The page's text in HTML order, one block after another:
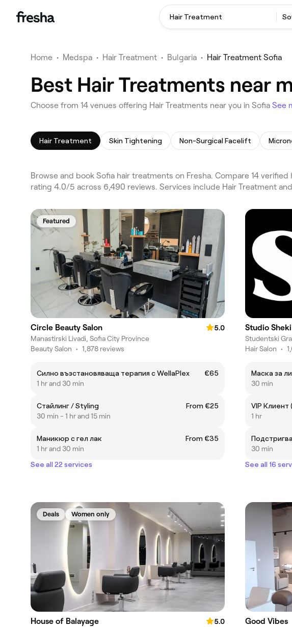
Hair Treatment
Home • Medspa • Hair Treatment • Bulgaria • Hair Treatment Sofia
Best Hair Treatments near
Choose from 14 venues offering Hair Treatments near you in Sofia See
Hair Treatment Skin Tightening Non-Surgical Facelift
Browse and book Sofia hair treatments on Fresha. Compare 14
rating 4.0/5 across 6,490 reviews. Services include Hair Treatment
Featured
Circle Beauty Salon
5.0
Manastirski Livadi, Sofia City Province
Beauty Salon • 1,878 reviews
Силно възстановяваща терапия с WellaPlex
€65
1 hr and 30 min
Стайлинг / Styling
From €25
30 min - 1 hr and 15 min
Маникюр с гел лак
From €35
1 hr and 30 min
See all 22 services
Studio Sheki
Studentski
Hair Salon •
Маска за
30 min
1 hr
30 min
See all 16
Deals Women only
House of Balayage
5.0
Good Vibes